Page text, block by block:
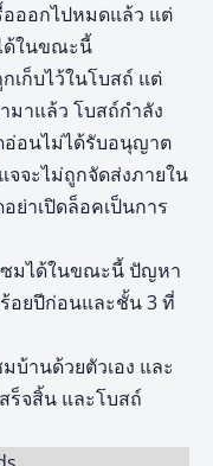
ออกไปหมดแล้ว แต่
ด้ในขณะนี้
เก็บไว้ในโบสถ์ แต่
มาแล้ว โบสถ์กำลัง
อ่อนไม่ได้รับอนุญาต
จะไม่ถูกจัดส่งภายใน
ย่าเปิดล็อคเป็นการ
มได้ในขณะนี้ ปัญหา
อยปีก่อนและชั้น 3 ที่
บ้านด้วยตัวเอง และ
ร็จสิ้น และโบสถ์